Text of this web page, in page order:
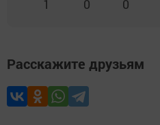
1 0 0
Расскажите друзьям